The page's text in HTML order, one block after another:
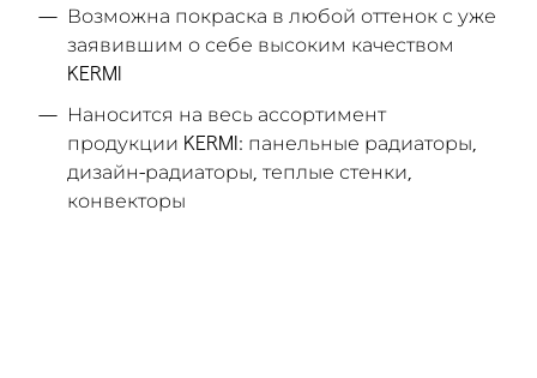
Возможна покраска в любой оттенок с уже
заявившим о себе высоким качеством
KERMI
Наносится на весь ассортимент
продукции KERMI: панельные радиаторы,
дизайн-радиаторы, теплые стенки,
конвекторы